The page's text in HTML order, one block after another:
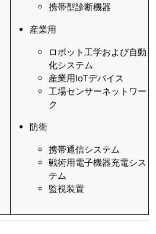
携帯型診断機器
産業用
ロボット工学および自動
化システム
産業用IoTデバイス
工場センサーネットワー
ク
防衛
携帯通信システム
戦術用電子機器充電シス
テム
監視装置